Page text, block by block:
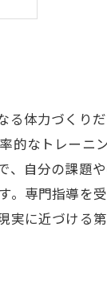
る体力づくり
的なトレーニ
、自分の課題
。専門指導を
に近づける第